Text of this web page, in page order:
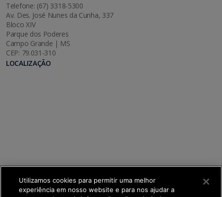
Telefone: (67) 3318-5300
Av. Des. José Nunes da Cunha, 337
Bloco XIV
Parque dos Poderes
Campo Grande | MS
CEP: 79.031-310
LOCALIZAÇÃO
Utilizamos cookies para permitir uma melhor
experiência em nosso website e para nos ajudar a